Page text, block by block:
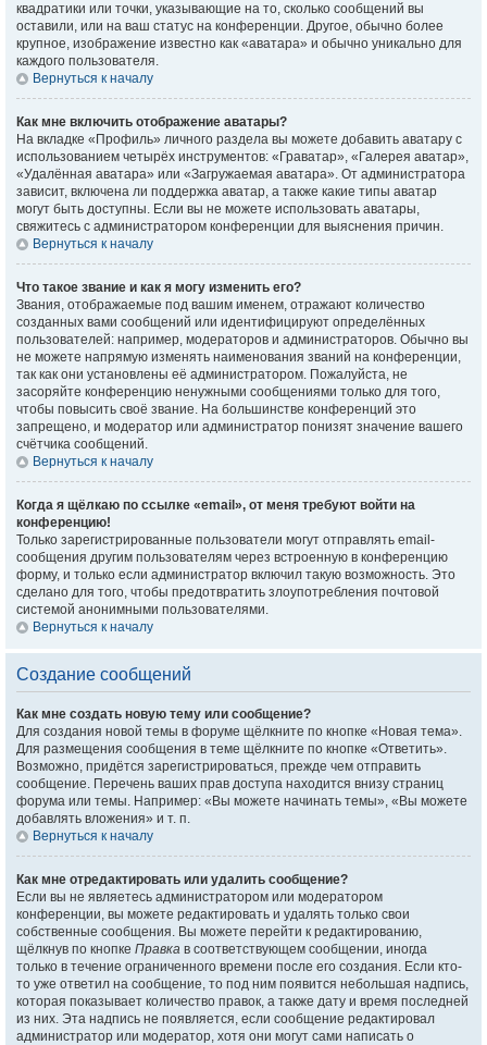
квадратики или точки, указывающие на то, сколько сообщений вы
оставили, или на ваш статус на конференции. Другое, обычно более
крупное, изображение известно как «аватара» и обычно уникально для
каждого пользователя.
Вернуться к началу
Как мне включить отображение аватары?
На вкладке «Профиль» личного раздела вы можете добавить аватару с
использованием четырёх инструментов: «Граватар», «Галерея аватар»,
«Удалённая аватара» или «Загружаемая аватара». От администратора
зависит, включена ли поддержка аватар, а также какие типы аватар
могут быть доступны. Если вы не можете использовать аватары,
свяжитесь с администратором конференции для выяснения причин.
Вернуться к началу
Что такое звание и как я могу изменить его?
Звания, отображаемые под вашим именем, отражают количество
созданных вами сообщений или идентифицируют определённых
пользователей: например, модераторов и администраторов. Обычно вы
не можете напрямую изменять наименования званий на конференции,
так как они установлены её администратором. Пожалуйста, не
засоряйте конференцию ненужными сообщениями только для того,
чтобы повысить своё звание. На большинстве конференций это
запрещено, и модератор или администратор понизят значение вашего
счётчика сообщений.
Вернуться к началу
Когда я щёлкаю по ссылке «email», от меня требуют войти на
конференцию!
Только зарегистрированные пользователи могут отправлять email-
сообщения другим пользователям через встроенную в конференцию
форму, и только если администратор включил такую возможность. Это
сделано для того, чтобы предотвратить злоупотребления почтовой
системой анонимными пользователями.
Вернуться к началу
Создание сообщений
Как мне создать новую тему или сообщение?
Для создания новой темы в форуме щёлкните по кнопке «Новая тема».
Для размещения сообщения в теме щёлкните по кнопке «Ответить».
Возможно, придётся зарегистрироваться, прежде чем отправить
сообщение. Перечень ваших прав доступа находится внизу страниц
форума или темы. Например: «Вы можете начинать темы», «Вы можете
добавлять вложения» и т. п.
Вернуться к началу
Как мне отредактировать или удалить сообщение?
Если вы не являетесь администратором или модератором
конференции, вы можете редактировать и удалять только свои
собственные сообщения. Вы можете перейти к редактированию,
щёлкнув по кнопке Правка в соответствующем сообщении, иногда
только в течение ограниченного времени после его создания. Если кто-
то уже ответил на сообщение, то под ним появится небольшая надпись,
которая показывает количество правок, а также дату и время последней
из них. Эта надпись не появляется, если сообщение редактировал
администратор или модератор, хотя они могут сами написать о